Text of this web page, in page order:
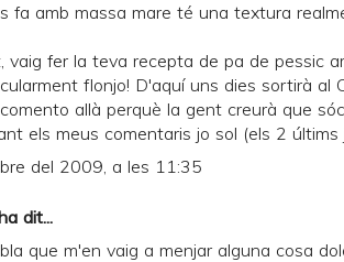
fa amb massa mare té una textura
vaig fer la teva recepta de pa de pessic
flonjo! D'aquí uns dies sortirà al
allà perquè la gent creurà que
els meus comentaris jo sol (els 2 últims
del 2009, a les 11:35
dit...
que m'en vaig a menjar alguna cosa